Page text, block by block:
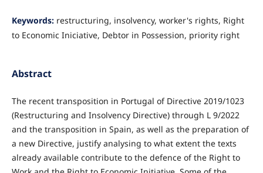
Keywords: restructuring, insolvency, worker's rights, Right
to Economic Iniciative, Debtor in Possession, priority right
Abstract
The recent transposition in Portugal of Directive 2019/1023
(Restructuring and Insolvency Directive) through L 9/2022
and the transposition in Spain, as well as the preparation of
a new Directive, justify analysing to what extent the texts
already available contribute to the defence of the Right to